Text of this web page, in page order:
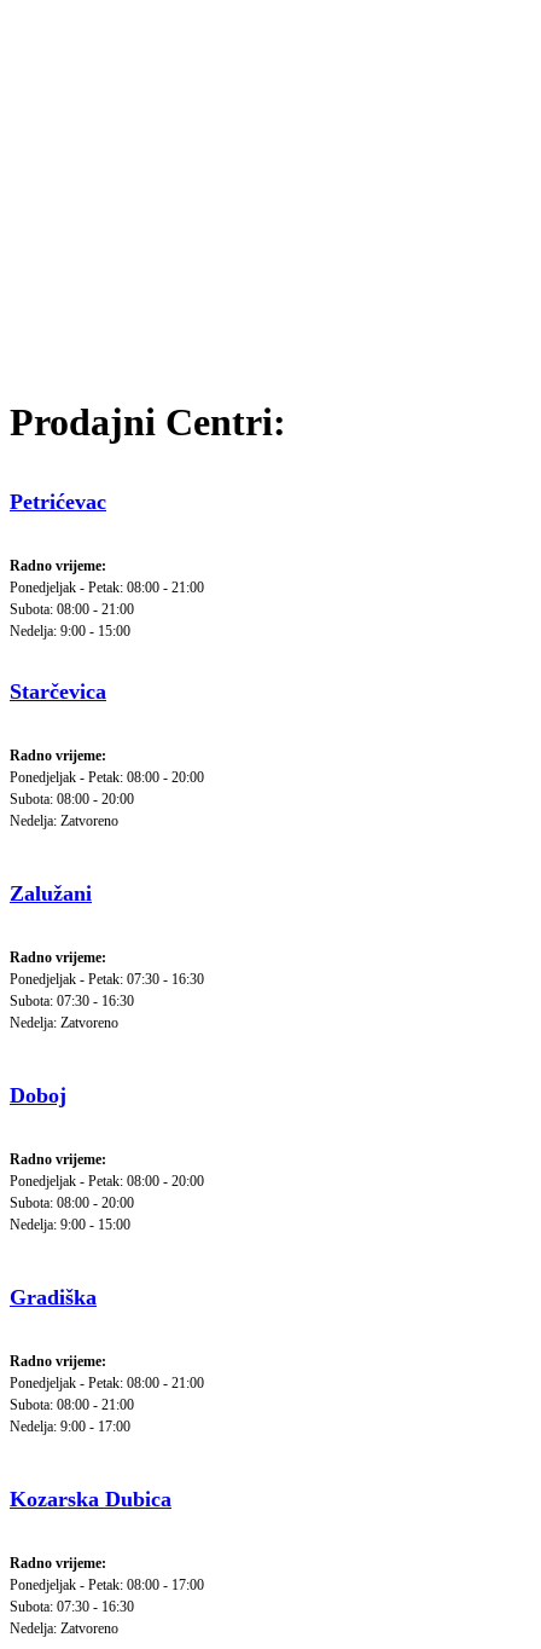
Prodajni Centri:
Petrićevac
Radno vrijeme:
Ponedjeljak - Petak: 08:00 - 21:00
Subota: 08:00 - 21:00
Nedelja: 9:00 - 15:00
Starčevica
Radno vrijeme:
Ponedjeljak - Petak: 08:00 - 20:00
Subota: 08:00 - 20:00
Nedelja: Zatvoreno
Zalužani
Radno vrijeme:
Ponedjeljak - Petak: 07:30 - 16:30
Subota: 07:30 - 16:30
Nedelja: Zatvoreno
Doboj
Radno vrijeme:
Ponedjeljak - Petak: 08:00 - 20:00
Subota: 08:00 - 20:00
Nedelja: 9:00 - 15:00
Gradiška
Radno vrijeme:
Ponedjeljak - Petak: 08:00 - 21:00
Subota: 08:00 - 21:00
Nedelja: 9:00 - 17:00
Kozarska Dubica
Radno vrijeme:
Ponedjeljak - Petak: 08:00 - 17:00
Subota: 07:30 - 16:30
Nedelja: Zatvoreno